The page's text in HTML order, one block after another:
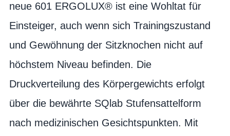
neue 601 ERGOLUX® ist eine Wohltat für
Einsteiger, auch wenn sich Trainingszustand
und Gewöhnung der Sitzknochen nicht auf
höchstem Niveau befinden. Die
Druckverteilung des Körpergewichts erfolgt
über die bewährte SQlab Stufensattelform
nach medizinischen Gesichtspunkten. Mit